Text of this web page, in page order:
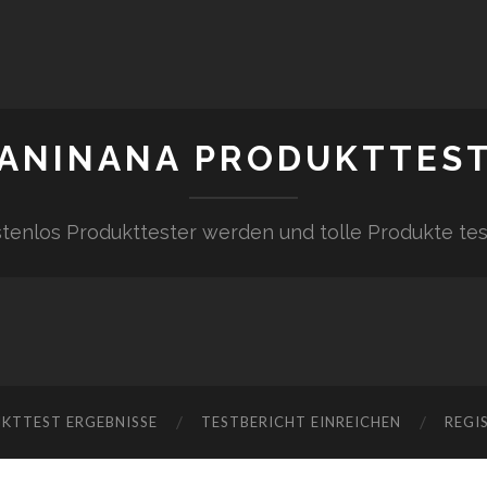
Produkttester werden und tolle Produkte
ERGEBNISSE TESTBERICHT EINREICHEN